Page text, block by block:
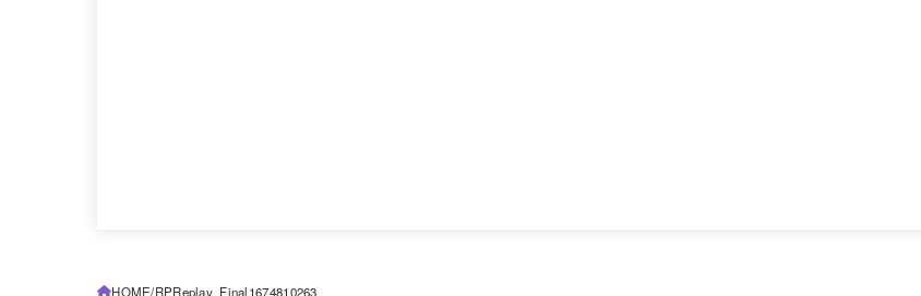
HOME RPReplay_Final1674810263